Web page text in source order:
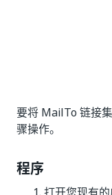
要将 MailTo 链接
骤操作。
程序